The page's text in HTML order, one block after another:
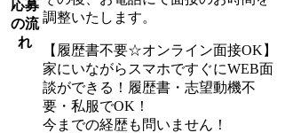
応募
の流
れ
調整いたします。
【履歴書不要☆オンライン面接OK】
家にいながらスマホですぐにWEB面
談ができる！履歴書・志望動機不
要・私服でOK！
今までの経歴も問いません！